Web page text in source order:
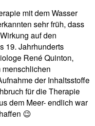
mit dem Wasser
sehr früh, dass
auf den
19. Jahrhunderts
René Quinton,
der Inhaltsstoffe
für die Therapie
dem Meer- endlich war
😉